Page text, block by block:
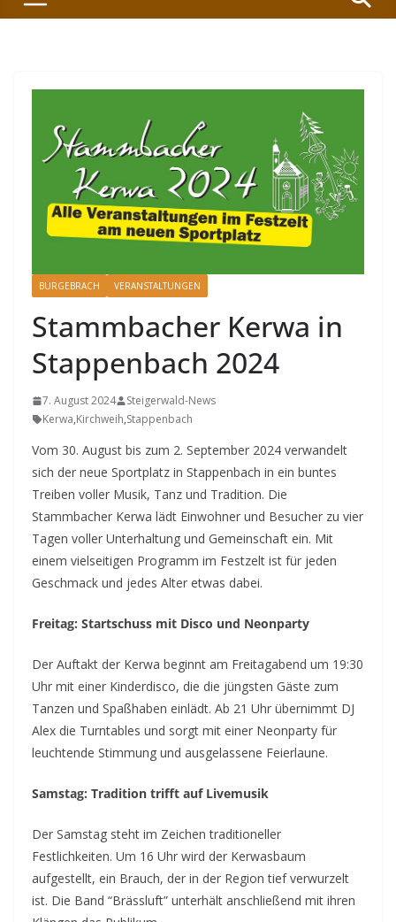
BURGEBRACH VERANSTALTUNGEN
Stammbacher Kerwa in
Stappenbach 2024
7. August 2024
Steigerwald-News
Kerwa,Kirchweih,Stappenbach
Vom 30. August bis zum 2. September 2024 verwandelt
sich der neue Sportplatz in Stappenbach in ein buntes
Treiben voller Musik, Tanz und Tradition. Die
Stammbacher Kerwa lädt Einwohner und Besucher zu vier
Tagen voller Unterhaltung und Gemeinschaft ein. Mit
einem vielseitigen Programm im Festzelt ist für jeden
Geschmack und jedes Alter etwas dabei.
Freitag: Startschuss mit Disco und Neonparty
Der Auftakt der Kerwa beginnt am Freitagabend um 19:30
Uhr mit einer Kinderdisco, die die jüngsten Gäste zum
Tanzen und Spaßhaben einlädt. Ab 21 Uhr übernimmt DJ
Alex die Turntables und sorgt mit einer Neonparty für
leuchtende Stimmung und ausgelassene Feierlaune.
Samstag: Tradition trifft auf Livemusik
Der Samstag steht im Zeichen traditioneller
Festlichkeiten. Um 16 Uhr wird der Kerwasbaum
aufgestellt, ein Brauch, der in der Region tief verwurzelt
ist. Die Band “Brässluft” unterhält anschließend mit ihren